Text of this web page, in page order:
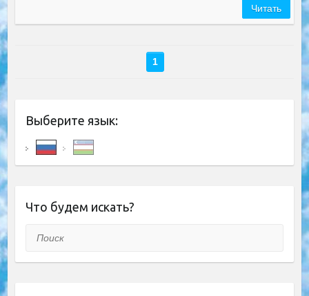
Читать
1
Выберите язык:
Что будем искать?
Поиск